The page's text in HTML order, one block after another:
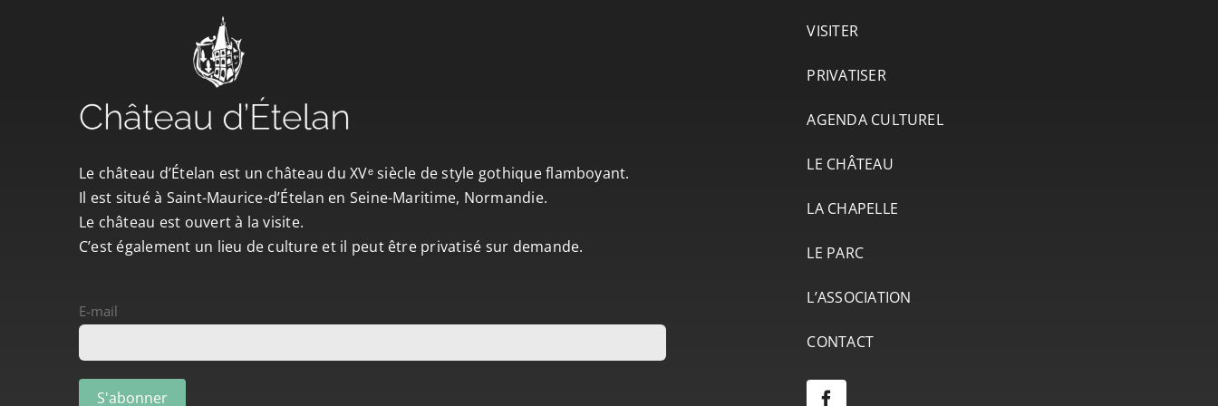
Le château d’Ételan est un château du XVᵉ siècle de style gothique flamboyant.
Il est situé à Saint-Maurice-d’Ételan en Seine-Maritime, Normandie.
Le château est ouvert à la visite.
C’est également un lieu de culture et il peut être privatisé sur demande.
E-mail
VISITER
PRIVATISER
AGENDA CULTUREL
LE CHÂTEAU
LA CHAPELLE
LE PARC
L’ASSOCIATION
CONTACT